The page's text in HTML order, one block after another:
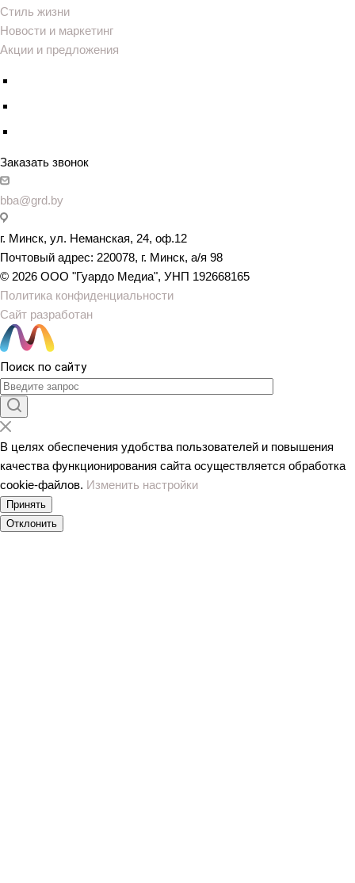
Стиль жизни
Новости и маркетинг
Акции и предложения
Заказать звонок
bba@grd.by
г. Минск, ул. Неманская, 24, оф.12
Почтовый адрес: 220078, г. Минск, а/я 98
© 2026 ООО "Гуардо Медиа", УНП 192668165
Политика конфиденциальности
Сайт разработан
Поиск по сайту
В целях обеспечения удобства пользователей и повышения
качества функционирования сайта осуществляется обработка
сookiе-файлов. Изменить настройки
Принять
Отклонить